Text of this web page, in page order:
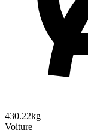
430.22kg
Voiture